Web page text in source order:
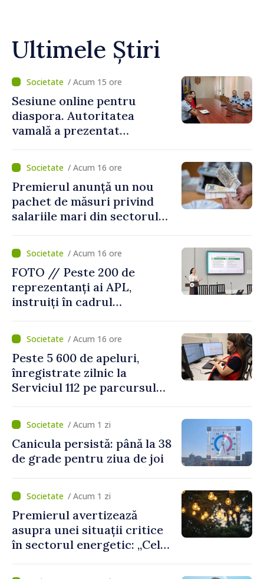
Ultimele Știri
/ Acum 15 ore
Sesiune online pentru
diaspora. Autoritatea
vamală a prezentat
revenirea în țară
/ Acum 16 ore
Premierul anunță un nou
pachet de măsuri privind
salariile mari din sectorul
/ Acum 16 ore
FOTO // Peste 200 de
reprezentanți ai APL,
instruiți în cadrul
Mediu privind aplicarea a
două regulamente din
domeniu
/ Acum 16 ore
Peste 5 600 de apeluri,
înregistrate zilnic la
Serviciul 112 pe parcursul
cetățeni au solicitat
ambulanța/ Acum 1 zi
Canicula persistă: până la 38
de grade pentru ziua de joi
/ Acum 1 zi
Premierul avertizează
asupra unei situații critice
în sectorul energetic: „Cel
putea cumpăra nici curent